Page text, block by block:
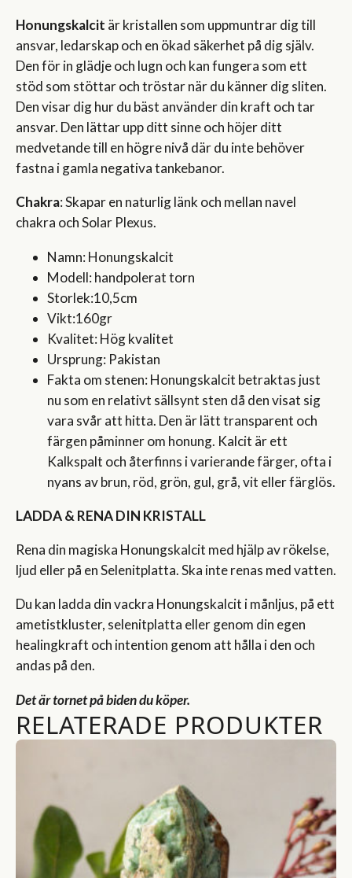
Honungskalcit är kristallen som uppmuntrar dig till
ansvar, ledarskap och en ökad säkerhet på dig själv.
Den för in glädje och lugn och kan fungera som ett
stöd som stöttar och tröstar när du känner dig sliten.
Den visar dig hur du bäst använder din kraft och tar
ansvar. Den lättar upp ditt sinne och höjer ditt
medvetande till en högre nivå där du inte behöver
fastna i gamla negativa tankebanor.
Chakra: Skapar en naturlig länk och mellan navel
chakra och Solar Plexus.
Namn: Honungskalcit
Modell: handpolerat torn
Storlek:10,5cm
Vikt:160gr
Kvalitet: Hög kvalitet
Ursprung: Pakistan
Fakta om stenen: Honungskalcit betraktas just
nu som en relativt sällsynt sten då den visat sig
vara svår att hitta. Den är lätt transparent och
färgen påminner om honung. Kalcit är ett
Kalkspalt och återfinns i varierande färger, ofta i
nyans av brun, röd, grön, gul, grå, vit eller färglös.
LADDA & RENA DIN KRISTALL
Rena din magiska Honungskalcit med hjälp av rökelse,
ljud eller på en Selenitplatta. Ska inte renas med vatten.
Du kan ladda din vackra Honungskalcit i månljus, på ett
ametistkluster, selenitplatta eller genom din egen
healingkraft och intention genom att hålla i den och
andas på den.
Det är tornet på biden du köper.
RELATERADE PRODUKTER